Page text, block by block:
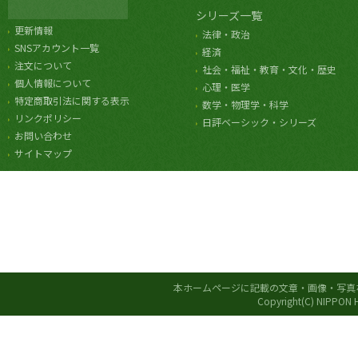
更新情報
SNSアカウント一覧
注文について
個人情報について
特定商取引法に関する表示
リンクポリシー
お問い合わせ
サイトマップ
シリーズ一覧
法律・政治
経済
社会・福祉・教育・文化・歴史
心理・医学
数学・物理学・科学
日評ベーシック・シリーズ
本ホームページに記載の文章・画像・写
Copyright(C) NIPPON